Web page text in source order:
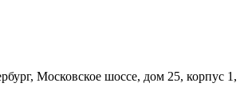
Московское шоссе, дом 25, корпус 1,